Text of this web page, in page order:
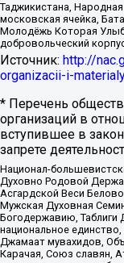
Таджикистана,
московская ячейка,
Молодёжь Которая
добровольческий
Источник: http://
organizacii-i-
* Перечень
организаций в
вступившее в
запрете
Национал-
Духовно Родовой
Асгардской Веси
Мужская Духовная
Богодержавию, Таблиги
национальное
Джамаат мувахидов,
Карачая, Союз славян,